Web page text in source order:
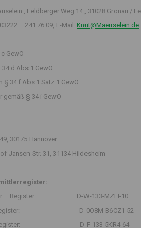
, Feldberger Weg 14 , 31028 Gronau /
– 241 76 09, E-Mail: Knut@Maeuselein.de
GewO
d Abs.1 GewO
§ 34 f Abs.1 Satz 1 GewO
gemäß § 34 i GewO
30175 Hannover
Jansen-Str. 31, 31134 Hildesheim
– Register: D-W-133-MZLI-10
– Register: D-0O8M-B6CZ1-52
– Register: D-F-133-5KR4-64